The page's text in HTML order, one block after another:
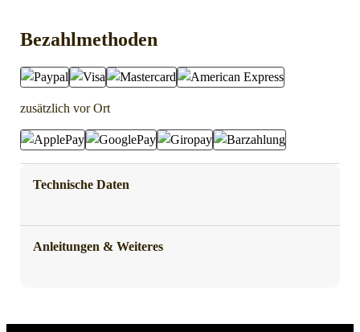
Bezahlmethoden
zusätzlich vor Ort
Technische Daten
Anleitungen & Weiteres